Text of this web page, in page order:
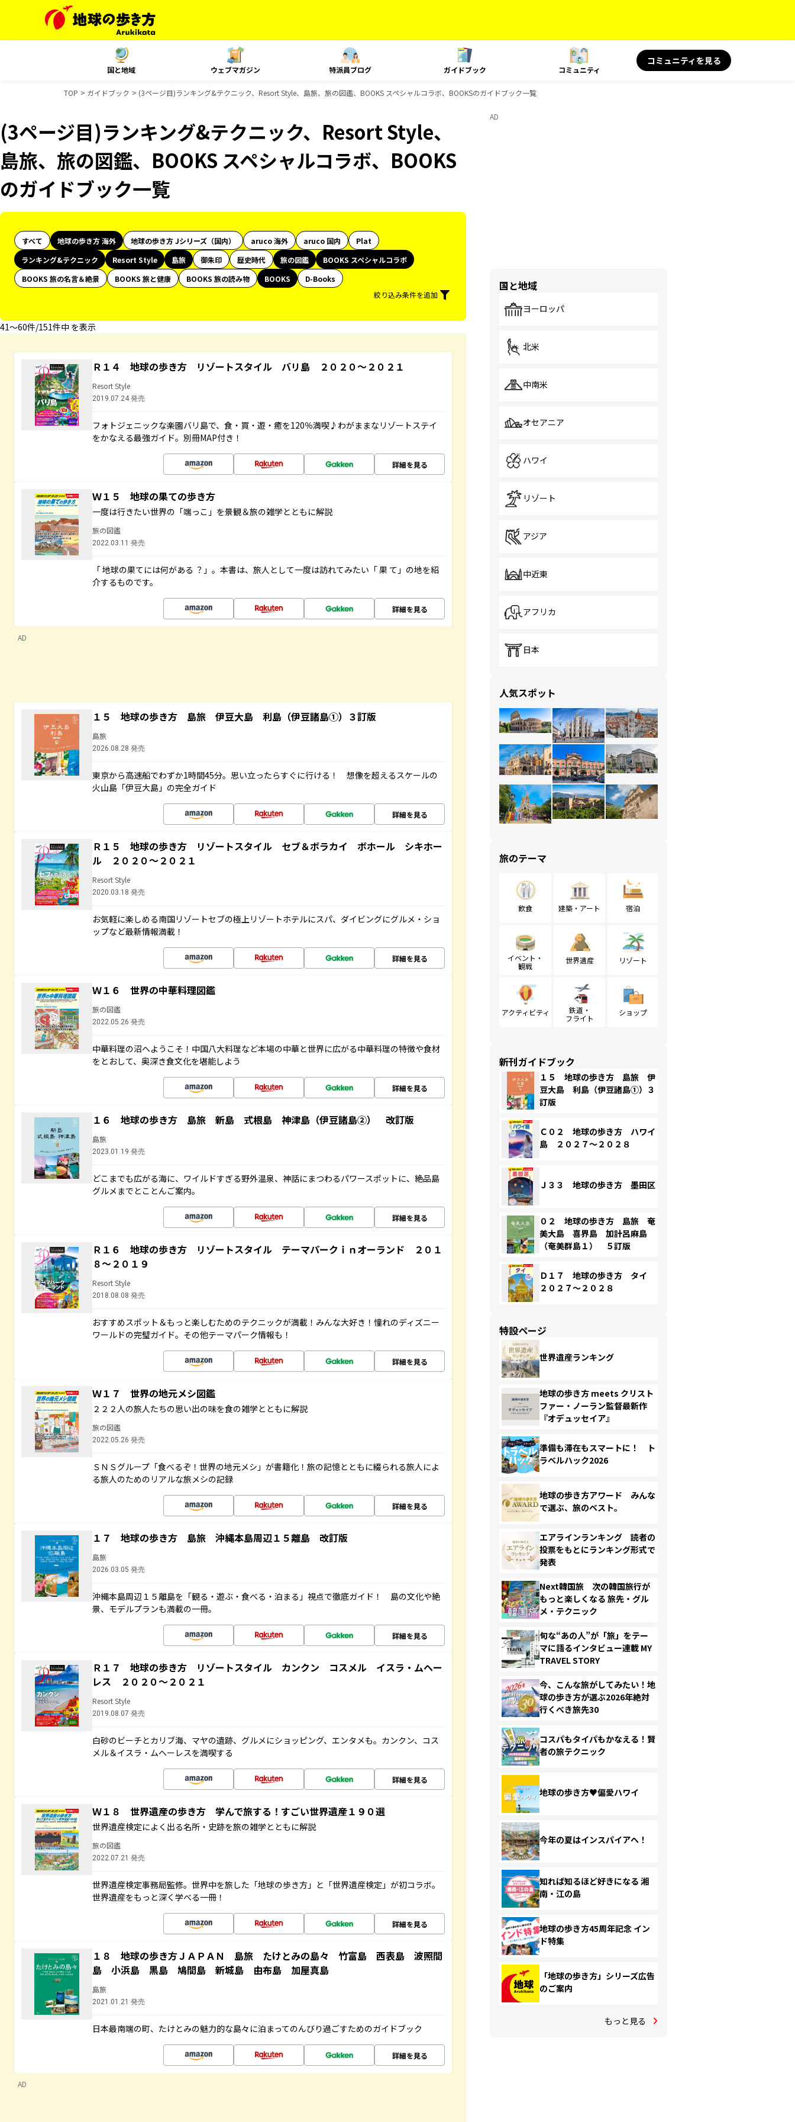
国と地域 ウェブマガジン 特派員ブログ ガイドブック コミュニティ
コミュニティを見る
TOP ガイドブック (3ページ目)ランキング&テクニック、Resort Style、島旅、旅の図鑑、BOOKS スペシャルコラボ、BOOKSのガイドブック一覧
(3ページ目)ランキング&テクニック、Resort Style、
島旅、旅の図鑑、BOOKS スペシャルコラボ、BOOKS
のガイドブック一覧
すべて 地球の歩き方 海外 地球の歩き方 Jシリーズ（国内） aruco 海外 aruco 国内
Plat
ランキング&テクニック
Resort Style 島旅 御朱印 歴史時代 旅の図鑑
BOOKS スペシャルコラボ
BOOKS 旅の名言＆絶景
BOOKS 旅と健康 BOOKS 旅の読み物 BOOKS
D-Books
絞り込み条件を追加
41〜60件/151件中 を表示
Ｒ１４ 地球の歩き方 リゾートスタイル バリ島 ２０２０～２０２１
Resort Style
2019.07.24 発売
フォトジェニックな楽園バリ島で、食・買・遊・癒を120％満喫♪わがままなリゾートステイ
をかなえる最強ガイド。別冊MAP付き！
詳細を見る
Ｗ１５ 地球の果ての歩き方
一度は行きたい世界の「端っこ」を景観＆旅の雑学とともに解説
旅の図鑑
2022.03.11 発売
「 地球の果てには何がある ？」。本書は、旅人として一度は訪れてみたい「 果 て」の地を紹
介するものです。
詳細を見る
AD
１５ 地球の歩き方 島旅 伊豆大島 利島（伊豆諸島①）３訂版
島旅
2026.08.28 発売
東京から高速船でわずか1時間45分。思い立ったらすぐに行ける！ 想像を超えるスケールの
火山島「伊豆大島」の完全ガイド
詳細を見る
Ｒ１５ 地球の歩き方 リゾートスタイル セブ＆ボラカイ ボホール シキホー
ル ２０２０～２０２１
Resort Style
2020.03.18 発売
お気軽に楽しめる南国リゾートセブの極上リゾートホテルにスパ、ダイビングにグルメ・ショ
ップなど最新情報満載！
詳細を見る
Ｗ１６ 世界の中華料理図鑑
旅の図鑑
2022.05.26 発売
中華料理の沼へようこそ！中国八大料理など本場の中華と世界に広がる中華料理の特徴や食材
をとおして、奥深き食文化を堪能しよう
詳細を見る
１６ 地球の歩き方 島旅 新島 式根島 神津島（伊豆諸島②） 改訂版
島旅
2023.01.19 発売
どこまでも広がる海に、ワイルドすぎる野外温泉、神話にまつわるパワースポットに、絶品島
グルメまでとことんご案内。
詳細を見る
Ｒ１６ 地球の歩き方 リゾートスタイル テーマパークｉｎオーランド ２０１
８～２０１９
Resort Style
2018.08.08 発売
おすすめスポット＆もっと楽しむためのテクニックが満載！みんな大好き！憧れのディズニー
ワールドの完璧ガイド。その他テーマパーク情報も！
詳細を見る
Ｗ１７ 世界の地元メシ図鑑
２２２人の旅人たちの思い出の味を食の雑学とともに解説
旅の図鑑
2022.05.26 発売
ＳＮＳグループ「食べるぞ！世界の地元メシ」が書籍化！旅の記憶とともに綴られる旅人によ
る旅人のためのリアルな旅メシの記録
詳細を見る
１７ 地球の歩き方 島旅 沖縄本島周辺１５離島 改訂版
島旅
2026.03.05 発売
沖縄本島周辺１５離島を「観る・遊ぶ・食べる・泊まる」視点で徹底ガイド！ 島の文化や絶
景、モデルプランも満載の一冊。
詳細を見る
Ｒ１７ 地球の歩き方 リゾートスタイル カンクン コスメル イスラ・ムヘー
レス ２０２０～２０２１
Resort Style
2019.08.07 発売
白砂のビーチとカリブ海、マヤの遺跡、グルメにショッピング、エンタメも。カンクン、コス
メル＆イスラ・ムヘーレスを満喫する
詳細を見る
Ｗ１８ 世界遺産の歩き方 学んで旅する！すごい世界遺産１９０選
世界遺産検定によく出る名所・史跡を旅の雑学とともに解説
旅の図鑑
2022.07.21 発売
世界遺産検定事務局監修。世界中を旅した「地球の歩き方」と「世界遺産検定」が初コラボ。
世界遺産をもっと深く学べる一冊！
詳細を見る
１８ 地球の歩き方ＪＡＰＡＮ 島旅 たけとみの島々 竹富島 西表島 波照間
島 小浜島 黒島 鳩間島 新城島 由布島 加屋真島
島旅
2021.01.21 発売
日本最南端の町、たけとみの魅力的な島々に泊まってのんびり過ごすためのガイドブック
詳細を見る
AD
AD
国と地域
ヨーロッパ
北米
中南米
オセアニア
ハワイ
リゾート
アジア
中近東
アフリカ
日本
人気スポット
旅のテーマ
飲食 建築・アート 宿泊
イベント・
観戦
世界遺産 リゾート
アクティビティ
鉄道・
フライト
ショップ
新刊ガイドブック
１５ 地球の歩き方 島旅 伊
豆大島 利島（伊豆諸島①）３
訂版
Ｃ０２ 地球の歩き方 ハワイ
島 ２０２７～２０２８
Ｊ３３ 地球の歩き方 墨田区
０２ 地球の歩き方 島旅 奄
美大島 喜界島 加計呂麻島
（奄美群島１） ５訂版
Ｄ１７ 地球の歩き方 タイ
２０２７～２０２８
特設ページ
世界遺産ランキング
地球の歩き方 meets クリスト
ファー・ノーラン監督最新作
『オデュッセイア』
準備も滞在もスマートに！ ト
ラベルハック2026
地球の歩き方アワード みんな
で選ぶ、旅のベスト。
エアラインランキング 読者の
投票をもとにランキング形式で
発表
Next韓国旅 次の韓国旅行が
もっと楽しくなる 旅先・グル
メ・テクニック
旬な“あの人”が「旅」をテー
マに語るインタビュー連載 MY
TRAVEL STORY
今、こんな旅がしてみたい！地
球の歩き方が選ぶ2026年絶対
行くべき旅先30
コスパもタイパもかなえる！賢
者の旅テクニック
地球の歩き方♥偏愛ハワイ
今年の夏はインスパイアへ！
知れば知るほど好きになる 湘
南・江の島
地球の歩き方45周年記念 イン
ド特集
「地球の歩き方」シリーズ広告
のご案内
もっと見る